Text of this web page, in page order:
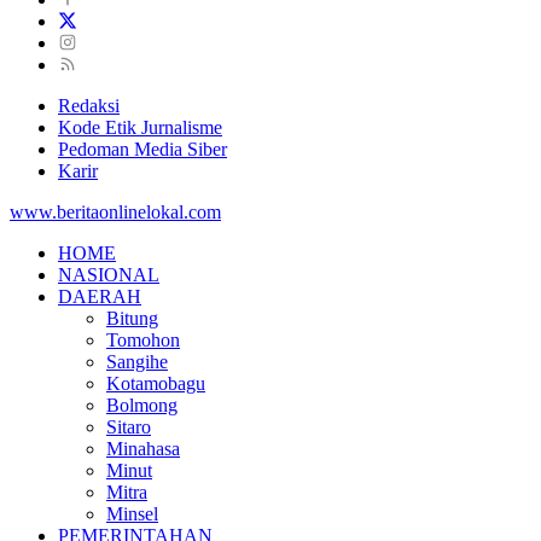
Redaksi
Kode Etik Jurnalisme
Pedoman Media Siber
Karir
www.beritaonlinelokal.com
HOME
NASIONAL
DAERAH
Bitung
Tomohon
Sangihe
Kotamobagu
Bolmong
Sitaro
Minahasa
Minut
Mitra
Minsel
PEMERINTAHAN